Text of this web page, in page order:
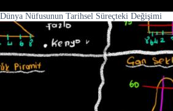
Dünya Nüfusunun Tarihsel Süreçteki Değişimi